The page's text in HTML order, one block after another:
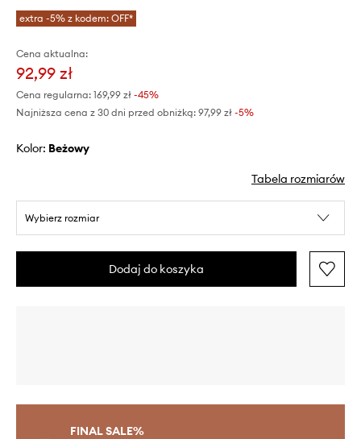
extra -5% z kodem: OFF*
Cena aktualna:
92,99 zł
Cena regularna: 169,99 zł -45%
Najniższa cena z 30 dni przed obniżką: 97,99 zł -5%
Kolor: beżowy
Tabela rozmiarów
Wybierz rozmiar
Dodaj do koszyka
FINAL SALE%